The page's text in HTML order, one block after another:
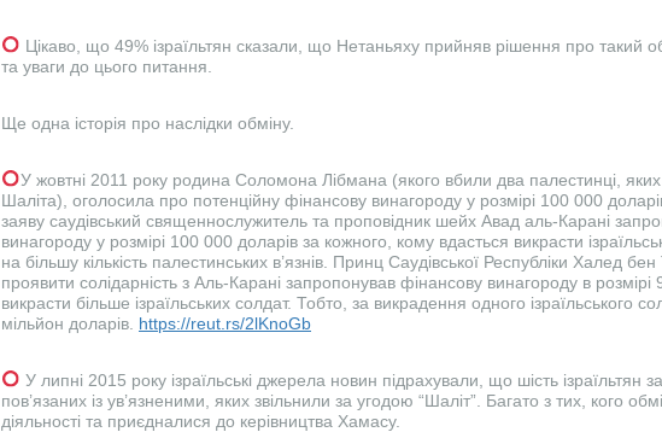
Цікаво, що 49% ізраїльтян сказали, що Нетаньяху прийняв рішення про такий
та уваги до цього питання.
Ще одна історія про наслідки обміну.
У жовтні 2011 року родина Соломона Лібмана (якого вбили два палестинці, яких
Шаліта), оголосила про потенційну фінансову винагороду у розмірі 100 000
заяву саудівський священнослужитель та проповідник шейх Авад аль-Карані
винагороду у розмірі 100 000 доларів за кожного, кому вдасться викрасти
на більшу кількість палестинських в’язнів. Принц Саудівської Республіки Халед
проявити солідарність з Аль-Карані запропонував фінансову винагороду в
викрасти більше ізраїльських солдат. Тобто, за викрадення одного ізраїльського
мільйон доларів. https://reut.rs/2lKnoGb
У липні 2015 року ізраїльські джерела новин підрахували, що шість ізраїльтян
пов’язаних із ув’язненими, яких звільнили за угодою “Шаліт”. Багато з тих, кого
діяльності та приєдналися до керівництва Хамасу.